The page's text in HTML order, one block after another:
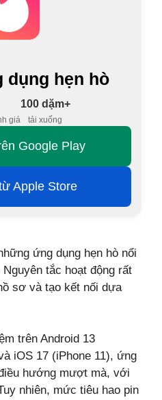
dụng hẹn hò
giá
100 dặm+
tải xuống
Google Play
Apple Store
ứng dụng hẹn hò nổi
tắc hoạt động rất
sơ và tạo kết nối dựa
trên Android 13
iOS 17 (iPhone 11), ứng
hướng mượt mà, với
nhiên, mức tiêu hao pin